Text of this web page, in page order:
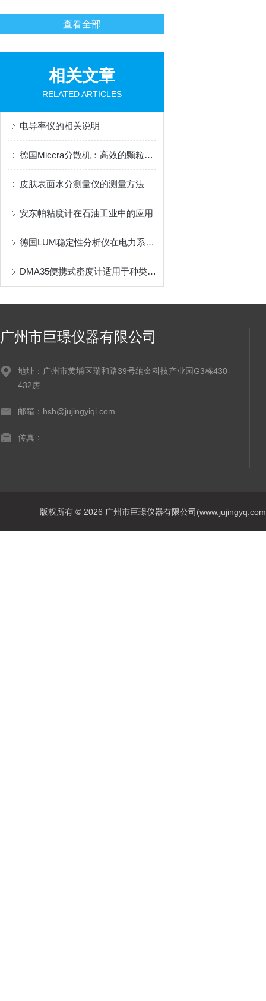
查看全部
相关文章
RELATED ARTICLES
电导率仪的相关说明
德国Miccra分散机：高效的颗粒分散解决方案
皮肤表面水分测量仪的测量方法
安东帕粘度计在石油工业中的应用
德国LUM稳定性分析仪在电力系统中的应用
DMA35便携式密度计适用于种类繁多的样品
广州市巨璟仪器有限公司
地址：广州市黄埔区瑞和路39号纳金科技产业园G3栋430-
432房
邮箱：hsh@jujingyiqi.com
传真：
版权所有 © 2026 广州市巨璟仪器有限公司